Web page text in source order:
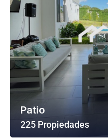
Patio
225 Propiedades